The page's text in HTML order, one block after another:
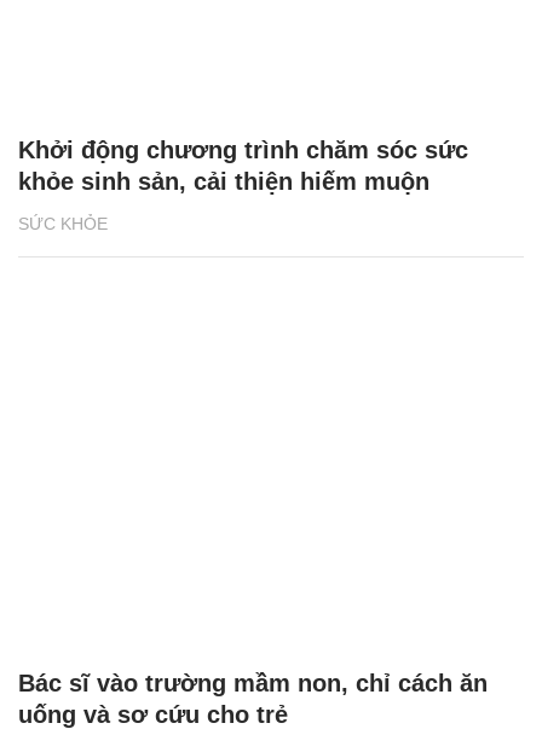
SỨC KHỎE
Khởi động chương trình chăm sóc sức
khỏe sinh sản, cải thiện hiếm muộn
Bác sĩ vào trường mầm non, chỉ cách ăn
uống và sơ cứu cho trẻ